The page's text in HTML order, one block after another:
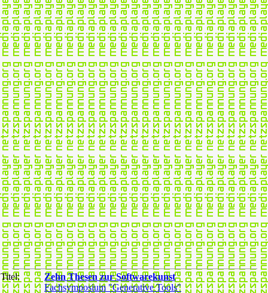
Titel:
Zehn Thesen zur Softwarekunst
Fachsymposium "Generative Tools"